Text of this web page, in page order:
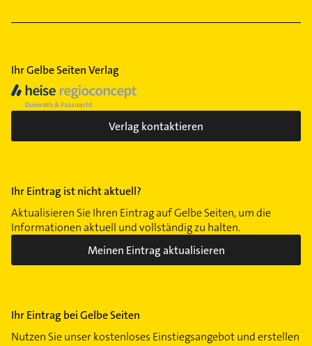
Ihr Gelbe Seiten Verlag
Verlag kontaktieren
Ihr Eintrag ist nicht aktuell?
Aktualisieren Sie Ihren Eintrag auf Gelbe Seiten, um die
Informationen aktuell und vollständig zu halten.
Meinen Eintrag aktualisieren
Ihr Eintrag bei Gelbe Seiten
Nutzen Sie unser kostenloses Einstiegsangebot und erstellen